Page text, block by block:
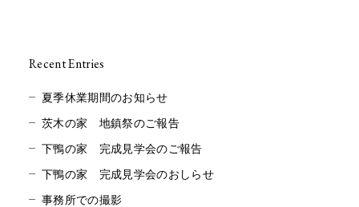
Recent Entries
夏季休業期間のお知らせ
茨木の家 地鎮祭のご報告
下鴨の家 完成見学会のご報告
下鴨の家 完成見学会のおしらせ
事務所での撮影